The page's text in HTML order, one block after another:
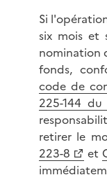
Si
six mois et
nomination
fonds,
code de
225-144
retirer le
223-8
et